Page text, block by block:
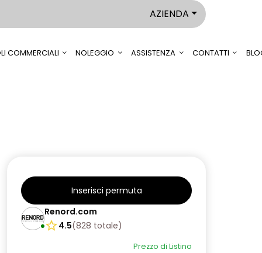
AZIENDA
COMMERCIALI NOLEGGIO ASSISTENZA CONTATTI
Inserisci permuta
Renord.com
4.5(828 totale)
Prezzo di Listino